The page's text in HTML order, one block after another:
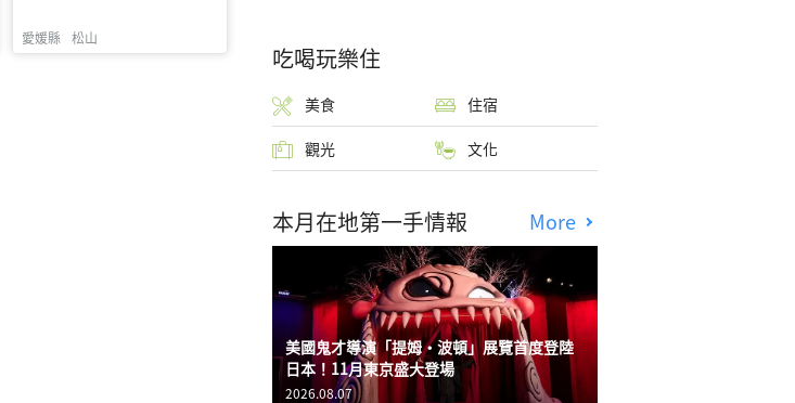
愛媛縣 松山
吃喝玩樂住
美食 住宿
觀光 文化
本月在地第一手情報 More
美國鬼才導演「提姆・波頓」展覽首度登陸
日本！11月東京盛大登場
2026.08.07